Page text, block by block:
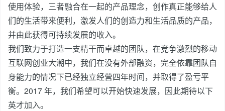
使用体验，三者融合在一起的产品理念，创作真正能够给人
们的生活带来便利，激发人们的创造力和生活品质的产品，
并由此获得可持续发展的收入。
我们致力于打造一支精干而卓越的团队，在竞争激烈的移动
互联网创业大潮中，我们在没有外部融资，完全依靠团队自
身能力的情况下已经独立经营四年时间，并取得了盈亏平
衡。2017 年，我们希望可以开始快速发展，因此期待以下
英才加入。